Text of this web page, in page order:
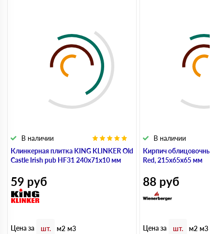
Клинкерная плитка KING KLINKER Old
Castle Irish pub HF31 240х71х10 мм
В наличии
59 руб
Цена за шт. м2 м3
Кирпич облицовочный
Red, 215х65х65 мм
В наличии
88 руб
Цена за шт. м2 м3